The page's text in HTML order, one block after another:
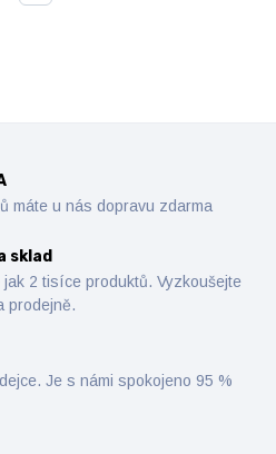
máte u nás dopravu zdarma
sklad
2 tisíce produktů. Vyzkoušejte
prodejně.
Je s námi spokojeno 95 %